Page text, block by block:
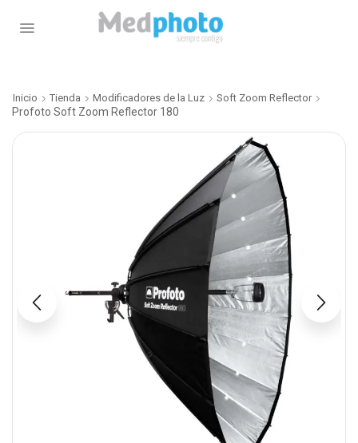
Inicio Tienda Modificadores de la Luz Soft Zoom Reflector
Profoto Soft Zoom Reflector 180